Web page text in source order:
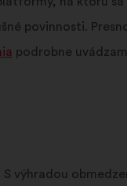
povinnosti.
podrobne
S výhradou